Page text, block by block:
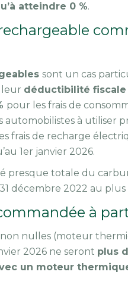
atteindre 0 %.
sont un cas
leur déductibilité fiscale
pour les frais de
automobilistes à
frais de recharge
1er janvier 2026.
presque totale du
décembre 2022 au plus
à
non nulles (moteur
2026 ne seront plus
un moteur